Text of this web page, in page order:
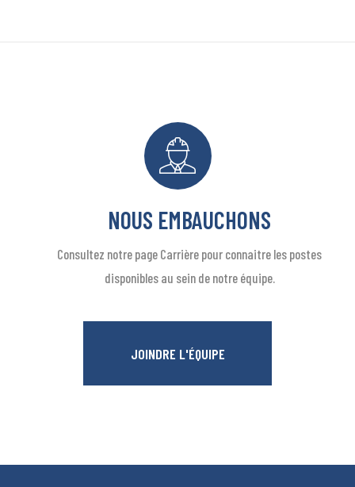
NOUS EMBAUCHONS
Consultez notre page Carrière pour connaitre les postes
disponibles au sein de notre équipe.
JOINDRE L'ÉQUIPE